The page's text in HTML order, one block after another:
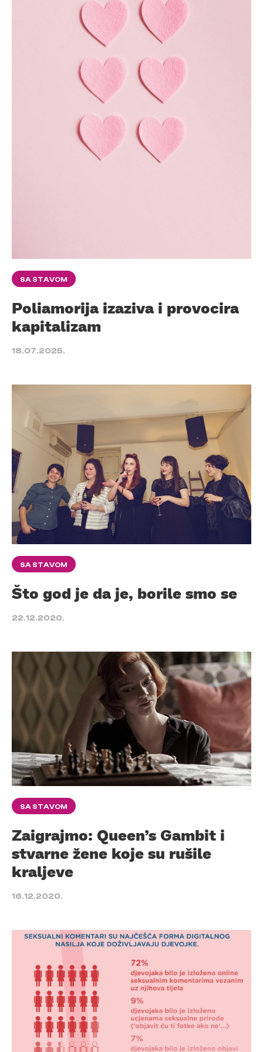
SA STAVOM
Poliamorija izaziva i provocira
kapitalizam
18.07.2025.
SA STAVOM
Što god je da je, borile smo se
22.12.2020.
SA STAVOM
Zaigrajmo: Queen’s Gambit i
stvarne žene koje su rušile
kraljeve
16.12.2020.